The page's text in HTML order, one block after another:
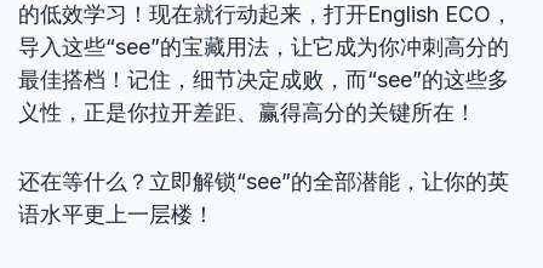
的低效学习！现在就行动起来，打开English ECO，
导入这些“see”的宝藏用法，让它成为你冲刺高分的
最佳搭档！记住，细节决定成败，而“see”的这些多
义性，正是你拉开差距、赢得高分的关键所在！
还在等什么？立即解锁“see”的全部潜能，让你的英
语水平更上一层楼！